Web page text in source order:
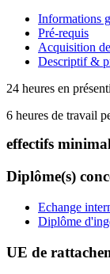
Informations
Pré-requis
Acquisition
Descriptif &
24 heures en
6 heures de travail
effectifs
Diplôme(s)
Echange
Diplôme
UE de